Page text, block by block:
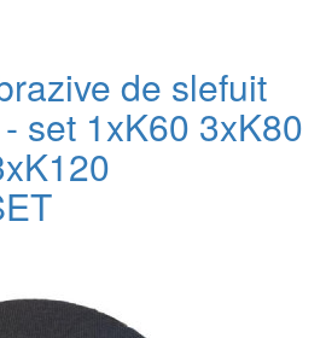
de slefuit
set 1xK60 3xK80